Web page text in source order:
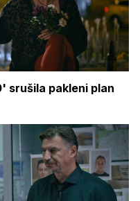
srušila pakleni plan